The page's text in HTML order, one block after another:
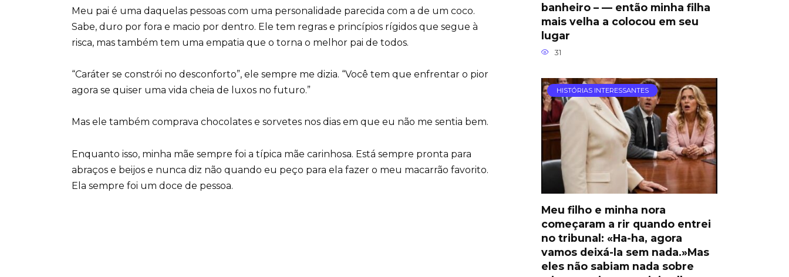
Meu pai é uma daquelas pessoas com uma personalidade parecida com a de um coco.
Sabe, duro por fora e macio por dentro. Ele tem regras e princípios rígidos que segue à
risca, mas também tem uma empatia que o torna o melhor pai de todos.
“Caráter se constrói no desconforto”, ele sempre me dizia. “Você tem que enfrentar o pior
agora se quiser uma vida cheia de luxos no futuro.”
Mas ele também comprava chocolates e sorvetes nos dias em que eu não me sentia bem.
Enquanto isso, minha mãe sempre foi a típica mãe carinhosa. Está sempre pronta para
abraços e beijos e nunca diz não quando eu peço para ela fazer o meu macarrão favorito.
Ela sempre foi um doce de pessoa.
banheiro – — então minha filha
mais velha a colocou em seu
lugar
31
HISTÓRIAS INTERESSANTES
Meu filho e minha nora
começaram a rir quando entrei
no tribunal: «Ha-ha, agora
vamos deixá-la sem nada.»Mas
eles não sabiam nada sobre